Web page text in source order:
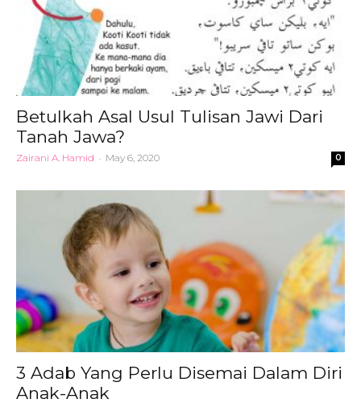
Betulkah Asal Usul Tulisan Jawi Dari
Tanah Jawa?
Zairani A. Hamid - May 6, 2020 0
3 Adab Yang Perlu Disemai Dalam Diri
Anak-Anak